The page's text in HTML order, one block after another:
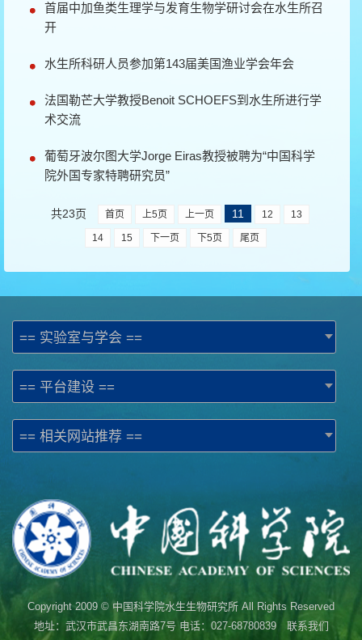
首届中加鱼类生理学与发育生物学研讨会在水生所召
开
水生所科研人员参加第143届美国渔业学会年会
法国勒芒大学教授Benoit SCHOEFS到水生所进行学
术交流
葡萄牙波尔图大学Jorge Eiras教授被聘为“中国科学
院外国专家特聘研究员”
共23页 首页 上5页 上一页 11 12 13
14 15 下一页 下5页 尾页
== 实验室与学会 ==
== 平台建设 ==
== 相关网站推荐 ==
Copyright 2009 © 中国科学院水生生物研究所 All Rights Reserved
地址：武汉市武昌东湖南路7号 电话：027-68780839 联系我们